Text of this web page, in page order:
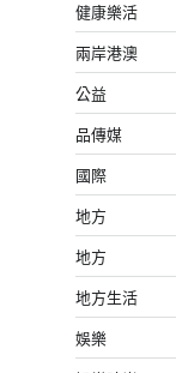
健康樂活
兩岸港澳
公益
品傳媒
國際
地方
地方
地方生活
娛樂